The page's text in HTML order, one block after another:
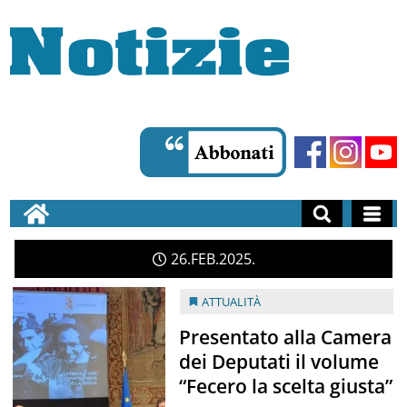
26 FEB 2025
ATTUALITÀ
Presentato alla Camera
dei Deputati il volume
“Fecero la scelta giusta”